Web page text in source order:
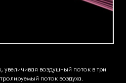
увеличивая воздушный поток в три
поток воздуха.